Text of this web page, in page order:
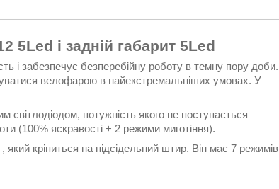
5Led і задній габарит 5Led
і забезпечує безперебійну роботу в темну пору доби.
велофарою в найекстремальніших умовах. У
світлодіодом, потужність якого не поступається
(100% яскравості + 2 режими миготіння).
, який кріпиться на підсідельний штир. Він має 7 режимів